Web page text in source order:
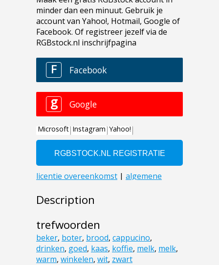
Description
trefwoorden
beker, boter, brood, cappucino,
drinken, goed, kaas, koffie, melk, melk,
warm, winkelen, wit, zwart